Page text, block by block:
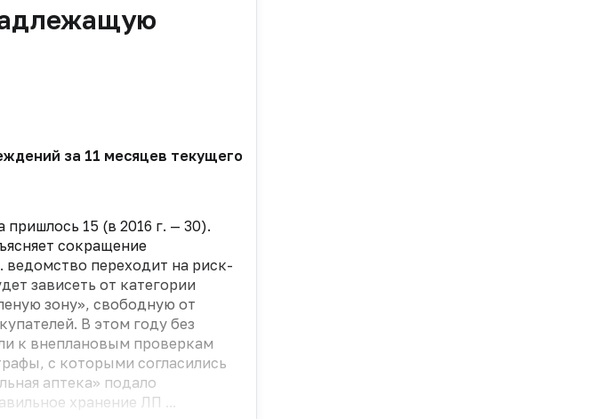
за 11 месяцев текущего года. Основные претензии связаны с
15 (в 2016 г. — 30).
сокращение
ведомство переходит на риск-
зависеть от категории
зону», свободную от
В этом году без
к внеплановым проверкам
с которыми согласились
аптека» подало
хранение ЛП ...